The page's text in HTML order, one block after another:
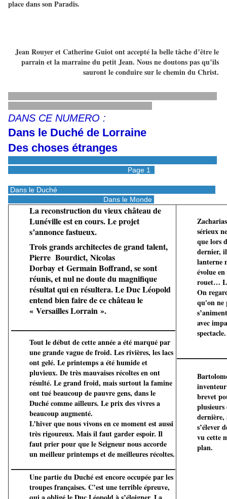
place dans son Paradis.
Jean Rouyer et Catherine Guiot ont accepté la belle tâche d’être le
parrain et la marraine du petit Jean. Nous ne doutons pas qu’ils
sauront le conduire sur le chemin du Christ.
DANS CE NUMERO :
Dans le Duché de Lorraine
Des choses étranges
Page 1
Dans le Duché
Dans le Monde
La reconstruction du vieux château de
Lunéville est en cours. Le projet
s’annonce fastueux.
Trois grands architectes de grand talent,
Pierre Bourdict, Nicolas
Dorbay et Germain Boffrand, se sont
réunis, et nul ne doute du magnifique
résultat qui en résultera. Le Duc Léopold
entend bien faire de ce château le
« Versailles Lorrain ».
Tout le début de cette année a été marqué par
une grande vague de froid. Les rivières, les lacs
ont gelé. Le printemps a été humide et
pluvieux. De très mauvaises récoltes en ont
résulté. Le grand froid, mais surtout la famine
ont tué beaucoup de pauvre gens, dans le
Duché comme ailleurs. Le prix des vivres a
beaucoup augmenté.
L’hiver que nous vivons en ce moment est aussi
très rigoureux. Mais il faut garder espoir. Il
faut prier pour que le Seigneur nous accorde
un meilleur printemps et de meilleures récoltes.
Une partie du Duché est encore occupée par les
troupes françaises. C’est une terrible épreuve,
sérieux
que lors
dernier,
lanterne
évolue
rouet…
On
qu'on ne
avec
spectacle.
brevet
plusieurs
dernière,
s’élever
vu cette
plan.